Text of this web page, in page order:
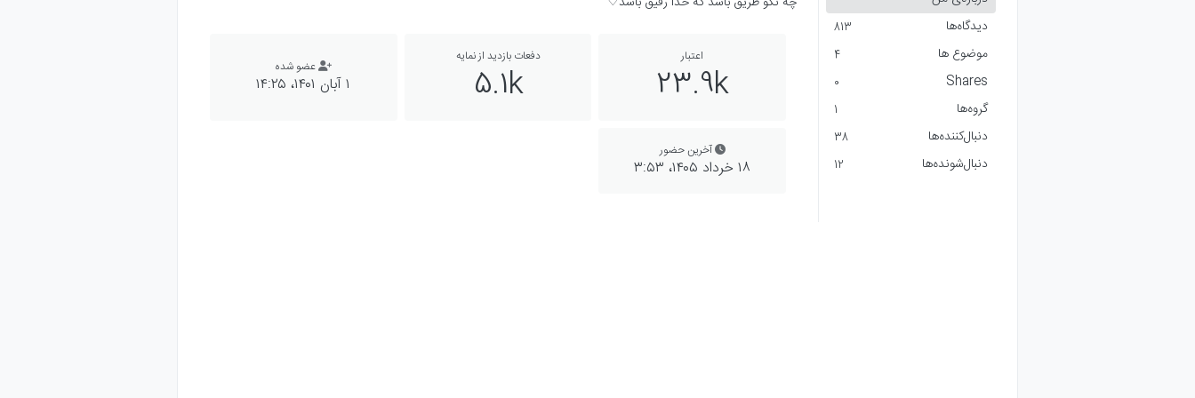
دیدگاه‌ها
813
موضوع ها 4
Shares
0
گروه‌ها 1
دنبال‌کننده‌ها 38
دنبال‌شونده‌ها 12
اعتبار
23.9k
دفعات بازدید از نمایه
5.1k عضو شده
۱ آبان ۱۴۰۱،‏ ۱۴:۲۵
آخرین حضور
۱۸ خرداد ۱۴۰۵،‏ ۳:۵۳